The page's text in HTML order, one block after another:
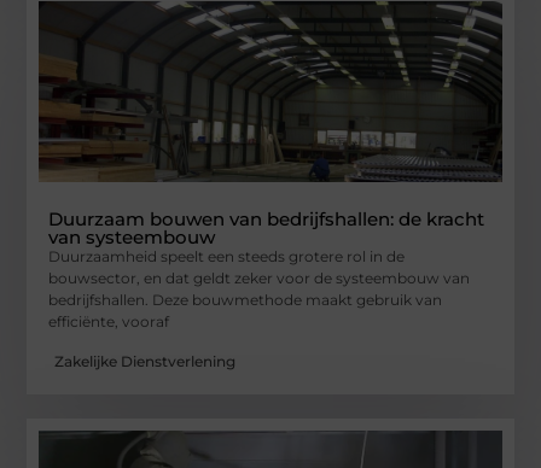
Duurzaam bouwen van bedrijfshallen: de kracht
van systeembouw
Duurzaamheid speelt een steeds grotere rol in de
bouwsector, en dat geldt zeker voor de systeembouw van
bedrijfshallen. Deze bouwmethode maakt gebruik van
efficiënte, vooraf
Zakelijke Dienstverlening